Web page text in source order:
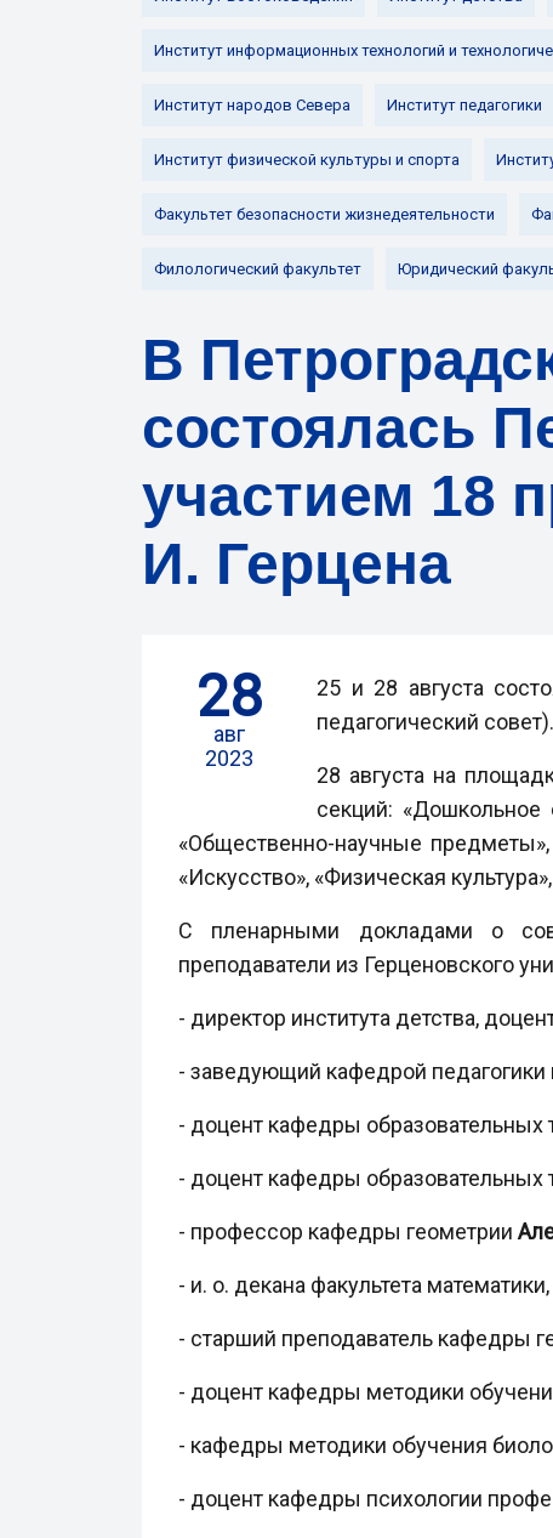
Институт информационных технологий и
Институт народов Севера Институт педагогики
Институт физической культуры и спорта
Факультет безопасности жизнедеятельности
Филологический факультет Юридический
В
состоялась
участием 18
И. Герцена
28
авг
2023
25 и 28 августа
педагогический совет).
28 августа на
секций: «Дошкольное
«Общественно-научные
«Искусство», «Физическая
С пленарными докладами о
преподаватели из Герценовского
- директор института детства,
- заведующий кафедрой педагогики
- доцент кафедры образовательных
- доцент кафедры образовательных
- профессор кафедры геометрии
- и. о. декана факультета
- старший преподаватель кафедры
- доцент кафедры методики
- кафедры методики обучения
- доцент кафедры психологии